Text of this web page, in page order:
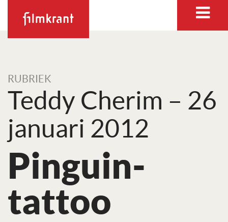
RUBRIEK
Teddy Cherim – 26
januari 2012
Pinguin-
tattoo